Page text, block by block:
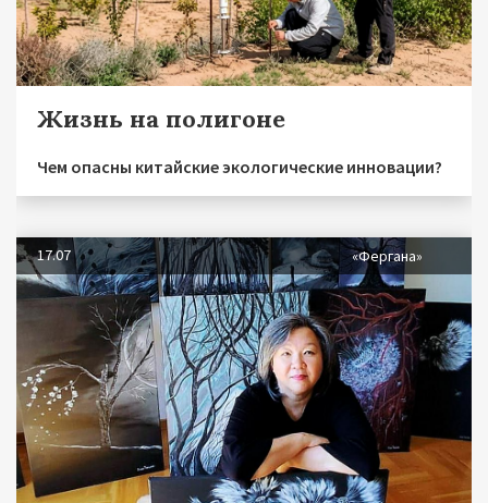
Жизнь на полигоне
Чем опасны китайские экологические инновации?
17.07 «Фергана»